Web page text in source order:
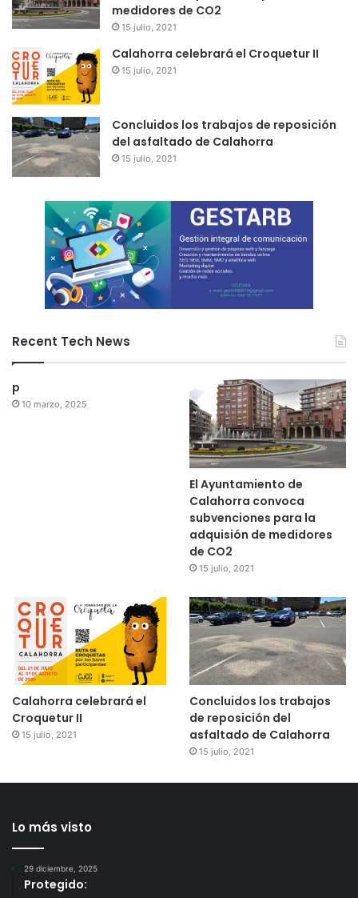
medidores de CO2
15 julio, 2021
Calahorra celebrará el Croquetur II
15 julio, 2021
Concluidos los trabajos de reposición
del asfaltado de Calahorra
15 julio, 2021
Recent Tech News
p
10 marzo, 2025
El Ayuntamiento de
Calahorra convoca
subvenciones para la
adquisión de medidores
de CO2
15 julio, 2021
Calahorra celebrará el
Croquetur II
15 julio, 2021
Concluidos los trabajos
de reposición del
asfaltado de Calahorra
15 julio, 2021
Lo más visto
29 diciembre, 2025
Protegido: